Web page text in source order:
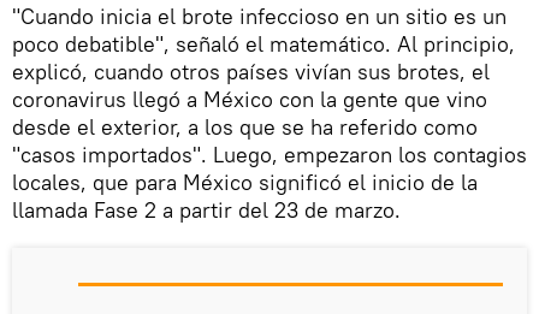
"Cuando inicia el brote infeccioso en un sitio es un
poco debatible", señaló el matemático. Al principio,
explicó, cuando otros países vivían sus brotes, el
coronavirus llegó a México con la gente que vino
desde el exterior, a los que se ha referido como
"casos importados". Luego, empezaron los contagios
locales, que para México significó el inicio de la
llamada Fase 2 a partir del 23 de marzo.